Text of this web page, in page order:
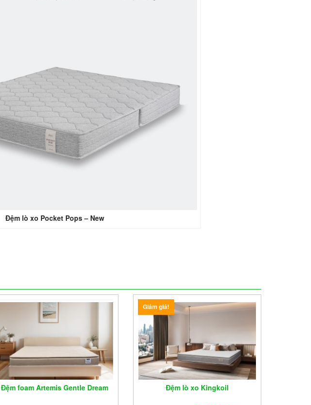
Đệm lò xo Pocket Pops – New
Đệm foam Artemis Gentle Dream
Giảm giá!
Đệm lò xo Kingkoil